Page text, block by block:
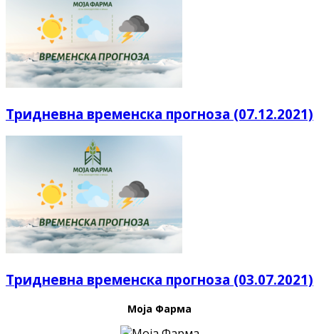
Тридневна временска прогноза (07.12.2021)
Тридневна временска прогноза (03.07.2021)
Моја Фарма